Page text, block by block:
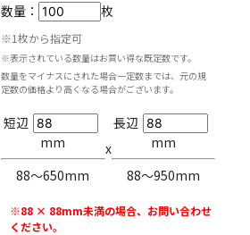
数量：
枚
※1枚から指定可
※表示されている数量はお買い得な既定数です。
数量をマイナスにされた場合一定数までは、元の規
定数の価格より高くなる場合がございます。
短辺
mm
88〜650mm
x
長辺
mm
88〜950mm
※88 × 88mm未満の場合、お問い合わせ
ください。